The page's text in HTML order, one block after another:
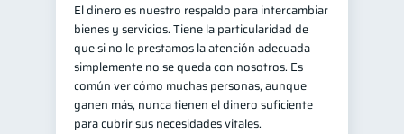
El dinero es nuestro respaldo para intercambiar
bienes y servicios. Tiene la particularidad de
que si no le prestamos la atención adecuada
simplemente no se queda con nosotros. Es
común ver cómo muchas personas, aunque
ganen más, nunca tienen el dinero suficiente
para cubrir sus necesidades vitales.